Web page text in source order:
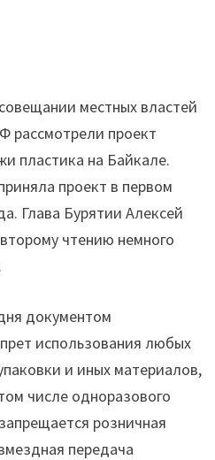
местных властей
рассмотрели проект
пластика на Байкале.
проект в первом
Глава Бурятии Алексей
чтению немного
документом
использования любых
и иных материалов,
числе одноразового
розничная
передача